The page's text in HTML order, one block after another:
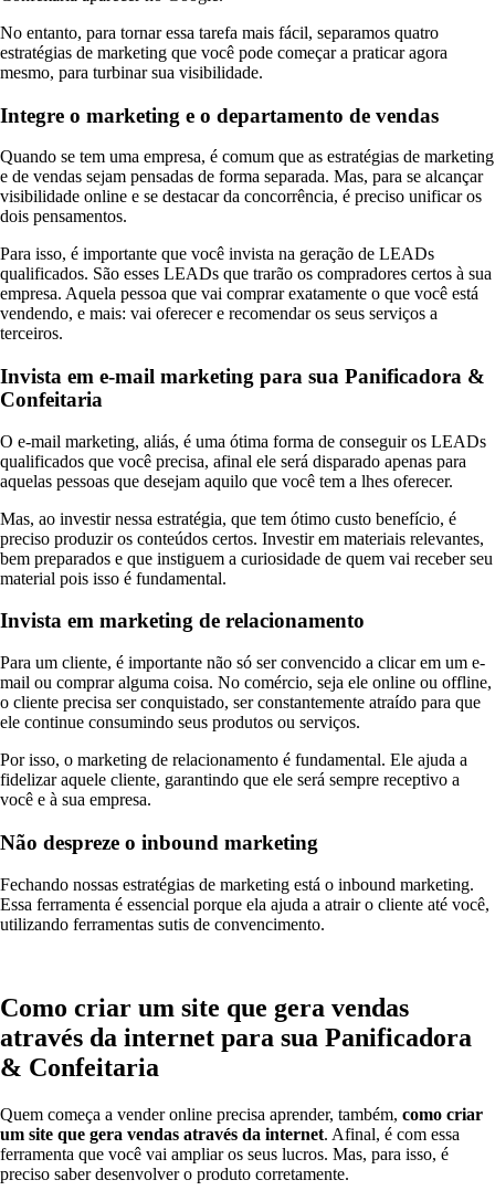
No entanto, para tornar essa tarefa mais fácil, separamos quatro
estratégias de marketing que você pode começar a praticar agora
mesmo, para turbinar sua visibilidade.
Integre o marketing e o departamento de vendas
Quando se tem uma empresa, é comum que as estratégias de marketing
e de vendas sejam pensadas de forma separada. Mas, para se alcançar
visibilidade online e se destacar da concorrência, é preciso unificar os
dois pensamentos.
Para isso, é importante que você invista na geração de LEADs
qualificados. São esses LEADs que trarão os compradores certos à sua
empresa. Aquela pessoa que vai comprar exatamente o que você está
vendendo, e mais: vai oferecer e recomendar os seus serviços a
terceiros.
Invista em e-mail marketing para sua Panificadora &
Confeitaria
O e-mail marketing, aliás, é uma ótima forma de conseguir os LEADs
qualificados que você precisa, afinal ele será disparado apenas para
aquelas pessoas que desejam aquilo que você tem a lhes oferecer.
Mas, ao investir nessa estratégia, que tem ótimo custo benefício, é
preciso produzir os conteúdos certos. Investir em materiais relevantes,
bem preparados e que instiguem a curiosidade de quem vai receber seu
material pois isso é fundamental.
Invista em marketing de relacionamento
Para um cliente, é importante não só ser convencido a clicar em um e-
mail ou comprar alguma coisa. No comércio, seja ele online ou offline,
o cliente precisa ser conquistado, ser constantemente atraído para que
ele continue consumindo seus produtos ou serviços.
Por isso, o marketing de relacionamento é fundamental. Ele ajuda a
fidelizar aquele cliente, garantindo que ele será sempre receptivo a
você e à sua empresa.
Não despreze o inbound marketing
Fechando nossas estratégias de marketing está o inbound marketing.
Essa ferramenta é essencial porque ela ajuda a atrair o cliente até você,
utilizando ferramentas sutis de convencimento.
Como criar um site que gera vendas
através da internet para sua Panificadora
& Confeitaria
Quem começa a vender online precisa aprender, também, como criar
um site que gera vendas através da internet. Afinal, é com essa
ferramenta que você vai ampliar os seus lucros. Mas, para isso, é
preciso saber desenvolver o produto corretamente.